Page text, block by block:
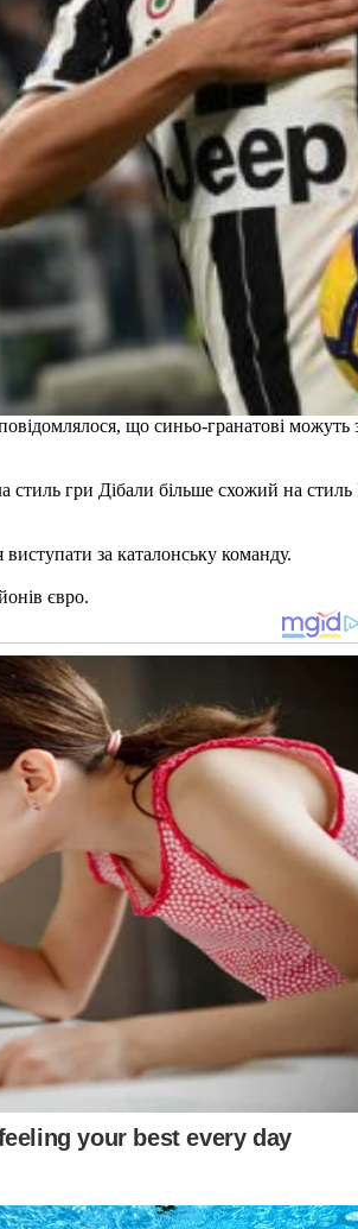
що синьо-гранатові можуть
гри Дібали більше схожий на
за каталонську команду.
євро.